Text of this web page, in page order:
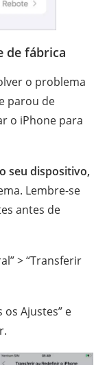
de fábrica
o problema
parou de
o iPhone para
seu dispositivo,
Lembre-se
antes de
> “Transferir
os Ajustes” e